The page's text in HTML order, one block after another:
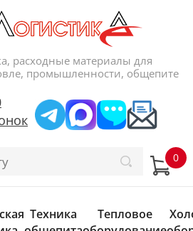
расходные материалы для
промышленности, общепите
Техника
Тепловое